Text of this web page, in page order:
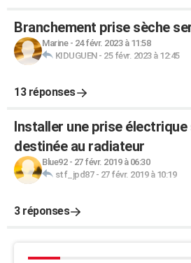
Branchement prise sèche
Marine- 24 févr. 2023 à 11:58
KIDUGUEN- 25 févr. 2023 à 12:45
13 réponses
Installer une prise
destinée au radiateur
Blue92- 27 févr. 2019 à 06:30
stf_jpd87- 27 févr. 2019 à 10:19
3 réponses